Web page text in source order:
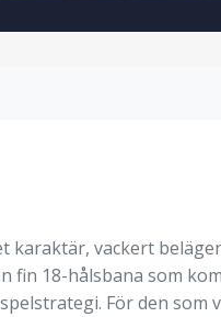
karaktär, vackert
fin 18-hålsbana som
För den